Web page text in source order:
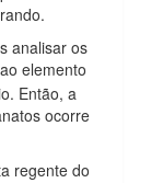
analisar os
elemento
Então, a
ocorre
regente do